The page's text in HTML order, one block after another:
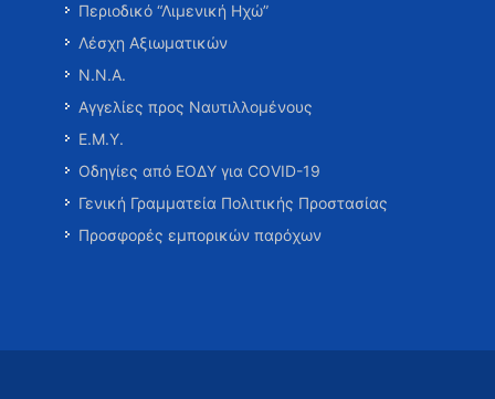
Περιοδικό “Λιμενική Ηχώ”
Λέσχη Αξιωματικών
Ν.Ν.Α.
Αγγελίες προς Ναυτιλλομένους
Ε.Μ.Υ.
Οδηγίες από ΕΟΔΥ για COVID-19
Γενική Γραμματεία Πολιτικής Προστασίας
Προσφορές εμπορικών παρόχων